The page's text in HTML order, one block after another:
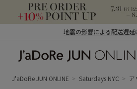
地震の影響による配送遅延
ン オンライン）
J'aDoRe JUN ONLINE Saturdays NYC ア